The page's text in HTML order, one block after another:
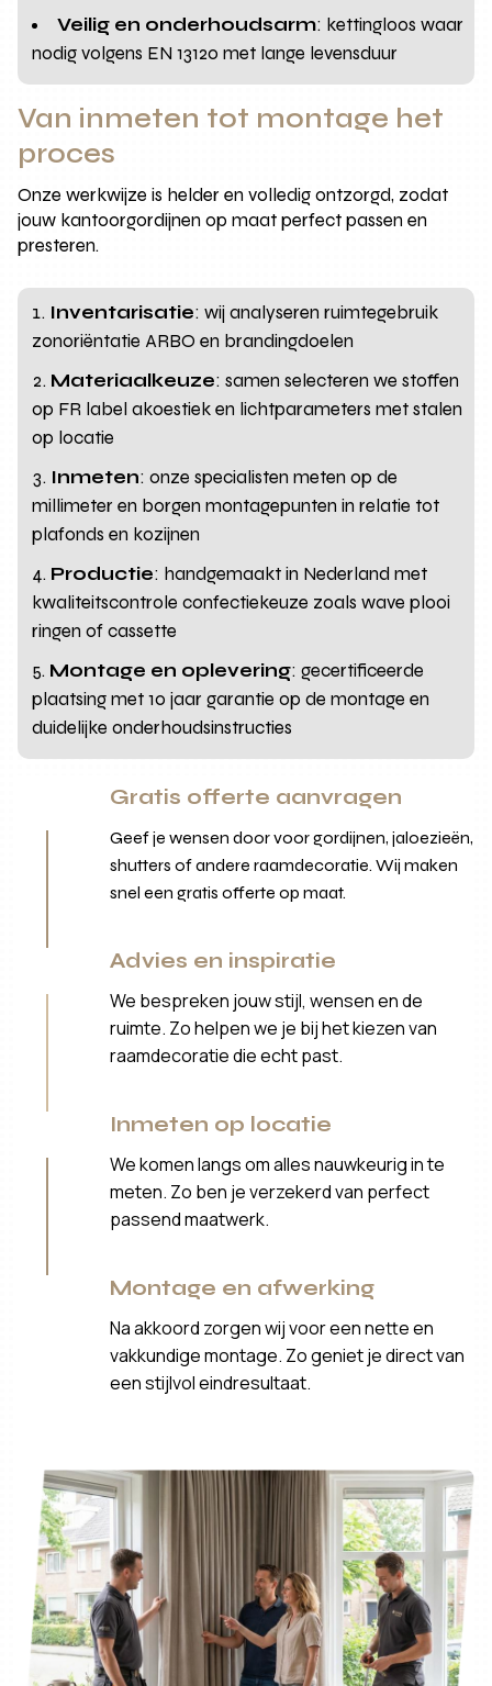
Veilig en onderhoudsarm: kettingloos waar
nodig volgens EN 13120 met lange levensduur
Van inmeten tot montage het
proces
Onze werkwijze is helder en volledig ontzorgd, zodat
jouw kantoorgordijnen op maat perfect passen en
presteren.
Inventarisatie: wij analyseren ruimtegebruik
zonoriëntatie ARBO en brandingdoelen
Materiaalkeuze: samen selecteren we stoffen
op FR label akoestiek en lichtparameters met stalen
op locatie
Inmeten: onze specialisten meten op de
millimeter en borgen montagepunten in relatie tot
plafonds en kozijnen
Productie: handgemaakt in Nederland met
kwaliteitscontrole confectiekeuze zoals wave plooi
ringen of cassette
Montage en oplevering: gecertificeerde
plaatsing met 10 jaar garantie op de montage en
duidelijke onderhoudsinstructies
Gratis offerte aanvragen
Geef je wensen door voor gordijnen, jaloezieën,
shutters of andere raamdecoratie. Wij maken
snel een gratis offerte op maat.
Advies en inspiratie
We bespreken jouw stijl, wensen en de
ruimte. Zo helpen we je bij het kiezen van
raamdecoratie die echt past.
Inmeten op locatie
We komen langs om alles nauwkeurig in te
meten. Zo ben je verzekerd van perfect
passend maatwerk.
Montage en afwerking
Na akkoord zorgen wij voor een nette en
vakkundige montage. Zo geniet je direct van
een stijlvol eindresultaat.